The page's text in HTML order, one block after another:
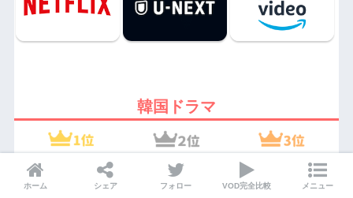
韓国ドラマ
ホーム シェア フォロー VOD完全比較 メニュー